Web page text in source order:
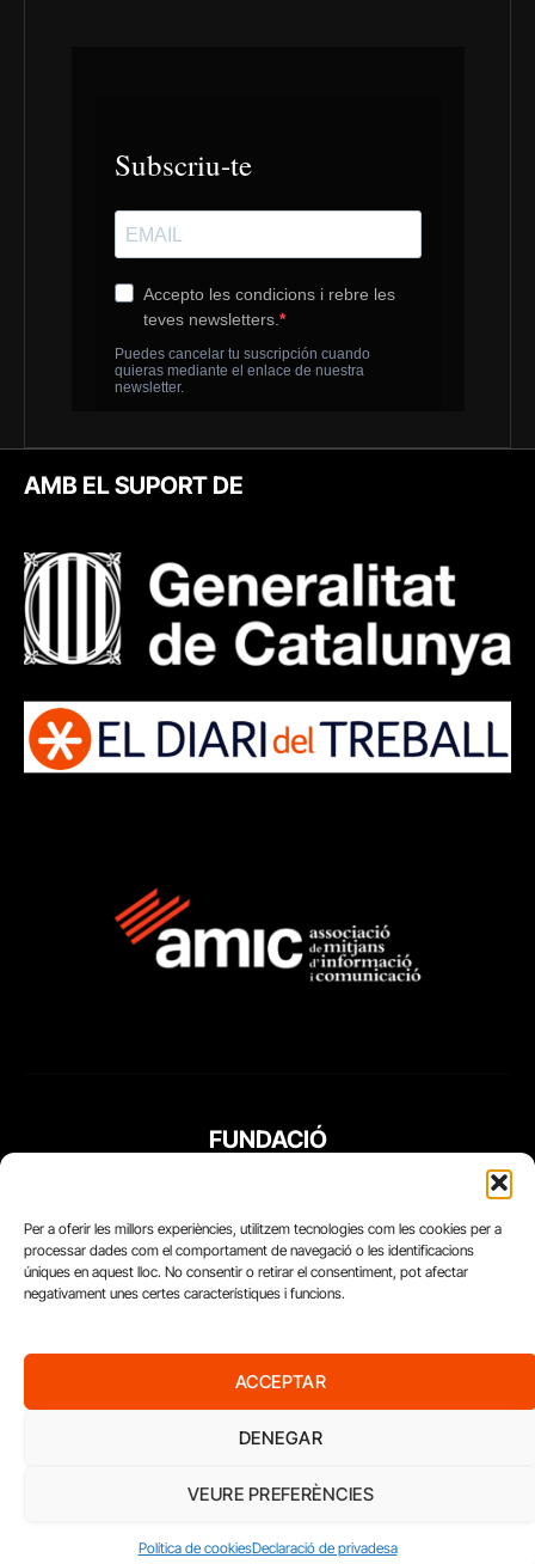
Per a oferir les millors experiències, utilitzem tecnologies com les cookies per a
processar dades com el comportament de navegació o les identificacions
úniques en aquest lloc. No consentir o retirar el consentiment, pot afectar
negativament unes certes característiques i funcions.
ACCEPTAR
DENEGAR
VEURE PREFERÈNCIES
Política de cookiesDeclaració de privadesa
AMB EL SUPORT DE
FUNDACIÓ